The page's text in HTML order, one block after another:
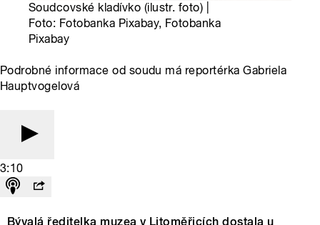
Soudcovské kladívko (ilustr. foto) |
Foto: Fotobanka Pixabay, Fotobanka
Pixabay
Podrobné informace od soudu má reportérka Gabriela
Hauptvogelová
3:10
Bývalá ředitelka muzea v Litoměřicích dostala u